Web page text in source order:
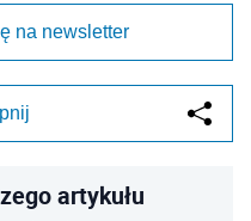
na newsletter
artykułu